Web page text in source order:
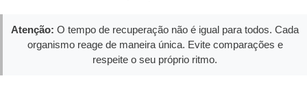
Atenção: O tempo de recuperação não é igual para todos. Cada
organismo reage de maneira única. Evite comparações e
respeite o seu próprio ritmo.